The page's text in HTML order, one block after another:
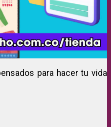
para hacer tu vida